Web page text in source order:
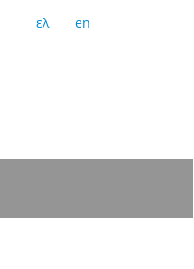
ελ en